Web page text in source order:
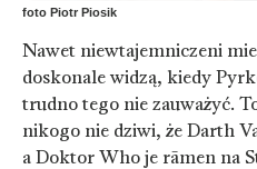
foto Piotr Piosik
Nawet niewtajemniczeni
doskonale widzą, kiedy
trudno tego nie zauważyć.
nikogo nie dziwi, że Darth
a Doktor Who je rāmen na